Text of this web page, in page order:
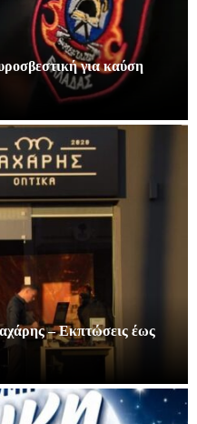
για καύση
– Εκπτώσεις έως